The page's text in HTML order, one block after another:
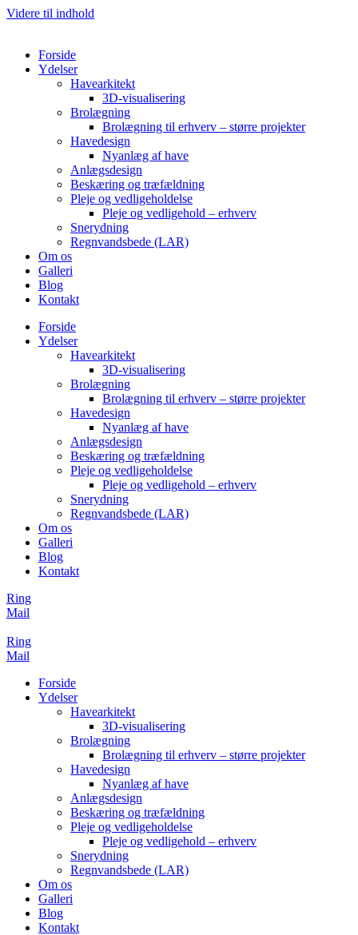
Videre til indhold
Forside
Ydelser
Havearkitekt
3D-visualisering
Brolægning
Brolægning til erhverv – større projekter
Havedesign
Nyanlæg af have
Anlægsdesign
Beskæring og træfældning
Pleje og vedligeholdelse
Pleje og vedligehold – erhverv
Snerydning
Regnvandsbede (LAR)
Om os
Galleri
Blog
Kontakt
Forside
Ydelser
Havearkitekt
3D-visualisering
Brolægning
Brolægning til erhverv – større projekter
Havedesign
Nyanlæg af have
Anlægsdesign
Beskæring og træfældning
Pleje og vedligeholdelse
Pleje og vedligehold – erhverv
Snerydning
Regnvandsbede (LAR)
Om os
Galleri
Blog
Kontakt
Ring
Mail
Ring
Mail
Forside
Ydelser
Havearkitekt
3D-visualisering
Brolægning
Brolægning til erhverv – større projekter
Havedesign
Nyanlæg af have
Anlægsdesign
Beskæring og træfældning
Pleje og vedligeholdelse
Pleje og vedligehold – erhverv
Snerydning
Regnvandsbede (LAR)
Om os
Galleri
Blog
Kontakt